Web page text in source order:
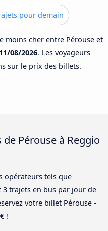
pour demain
moins cher entre Pérouse et
11/08/2026. Les voyageurs
sur le prix des billets.
Pérouse à Reggio
opérateurs tels que
trajets en bus par jour de
votre billet Pérouse -
!